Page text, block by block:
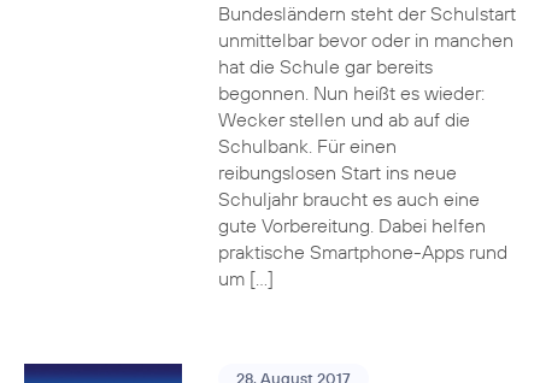
Bundesländern steht der Schulstart
unmittelbar bevor oder in manchen
hat die Schule gar bereits
begonnen. Nun heißt es wieder:
Wecker stellen und ab auf die
Schulbank. Für einen
reibungslosen Start ins neue
Schuljahr braucht es auch eine
gute Vorbereitung. Dabei helfen
praktische Smartphone-Apps rund
um […]
28. August 2017